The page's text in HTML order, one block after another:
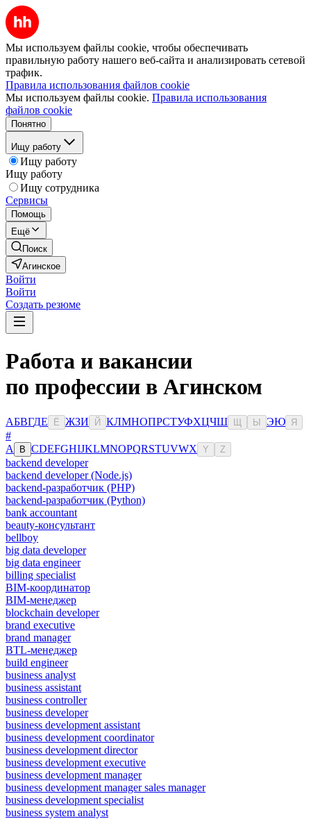
Мы используем файлы cookie, чтобы обеспечивать
правильную работу нашего веб-сайта и анализировать сетевой
трафик.
Правила использования файлов cookie
Мы используем файлы cookie. Правила использования
файлов cookie
Понятно
Ищу работу
Ищу работу
Ищу работу
Ищу сотрудника
Сервисы
Помощь
Ещё
Поиск
Агинское
Войти
Войти
Создать резюме
Работа и вакансии
по профессии в Агинском
АБВГДЕ Ё ЖЗИ Й КЛМНОПРСТУФХЦЧШ Ы ЭЮ Я
#
A
B CDEFGHIJKLMNOPQRSTUVWX Y Z
backend developer
backend developer (Node.js)
backend-разработчик (PHP)
backend-разработчик (Python)
bank accountant
beauty-консультант
bellboy
big data developer
big data engineer
billing specialist
BIM-координатор
BIM-менеджер
blockchain developer
brand executive
brand manager
BTL-менеджер
build engineer
business analyst
business assistant
business controller
business developer
business development assistant
business development coordinator
business development director
business development executive
business development manager
business development manager sales manager
business development specialist
business system analyst